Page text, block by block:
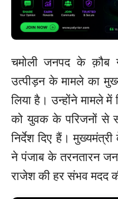
चमोली जनपद के क़ौब
उत्पीड़न के मामले का
लिया है। उन्होंने मामले में
को युवक के परिजनों से
निर्देश दिए हैं।
ने पंजाब के तरनतारन
राजेश की हर संभव मदद